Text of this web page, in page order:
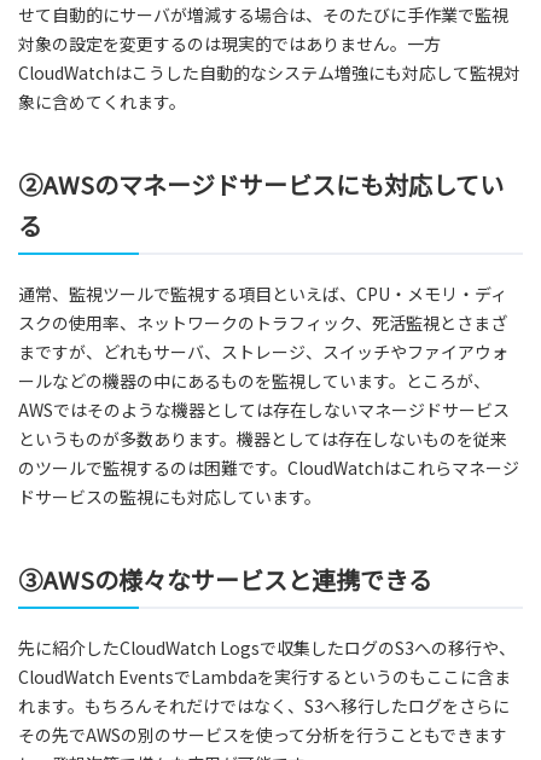
せて自動的にサーバが増減する場合は、そのたびに手作業で監視
対象の設定を変更するのは現実的ではありません。一方
CloudWatchはこうした自動的なシステム増強にも対応して監視対
象に含めてくれます。
②AWSのマネージドサービスにも対応してい
る
通常、監視ツールで監視する項目といえば、CPU・メモリ・ディ
スクの使用率、ネットワークのトラフィック、死活監視とさまざ
まですが、どれもサーバ、ストレージ、スイッチやファイアウォ
ールなどの機器の中にあるものを監視しています。ところが、
AWSではそのような機器としては存在しないマネージドサービス
というものが多数あります。機器としては存在しないものを従来
のツールで監視するのは困難です。CloudWatchはこれらマネージ
ドサービスの監視にも対応しています。
③AWSの様々なサービスと連携できる
先に紹介したCloudWatch Logsで収集したログのS3への移行や、
CloudWatch EventsでLambdaを実行するというのもここに含ま
れます。もちろんそれだけではなく、S3へ移行したログをさらに
その先でAWSの別のサービスを使って分析を行うこともできます